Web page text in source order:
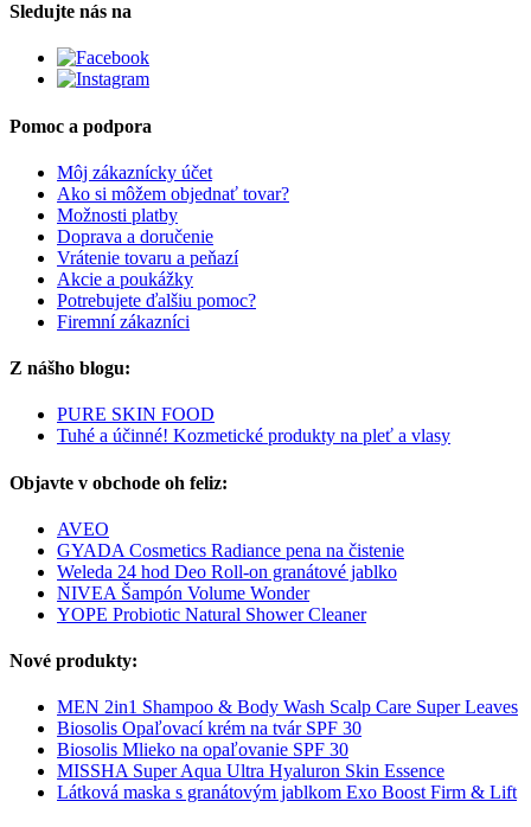
Sledujte nás na
Pomoc a podpora
Môj zákaznícky účet
Ako si môžem objednať tovar?
Možnosti platby
Doprava a doručenie
Vrátenie tovaru a peňazí
Akcie a poukážky
Potrebujete ďalšiu pomoc?
Firemní zákazníci
Z nášho blogu:
PURE SKIN FOOD
Tuhé a účinné! Kozmetické produkty na pleť a vlasy
Objavte v obchode oh feliz:
AVEO
GYADA Cosmetics Radiance pena na čistenie
Weleda 24 hod Deo Roll-on granátové jablko
NIVEA Šampón Volume Wonder
YOPE Probiotic Natural Shower Cleaner
Nové produkty:
MEN 2in1 Shampoo & Body Wash Scalp Care Super Leaves
Biosolis Opaľovací krém na tvár SPF 30
Biosolis Mlieko na opaľovanie SPF 30
MISSHA Super Aqua Ultra Hyaluron Skin Essence
Látková maska s granátovým jablkom Exo Boost Firm & Lift